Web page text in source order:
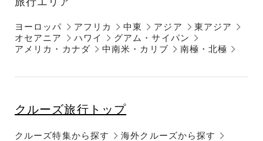
ヨーロッパ アフリカ 中東 アジア
東アジア
オセアニア
ハワイ
グアム・サイパン
アメリカ・カナダ
中南米・カリブ 南極・北極
クルーズ旅行トップ
クルーズ特集から探す
海外クルーズから探す